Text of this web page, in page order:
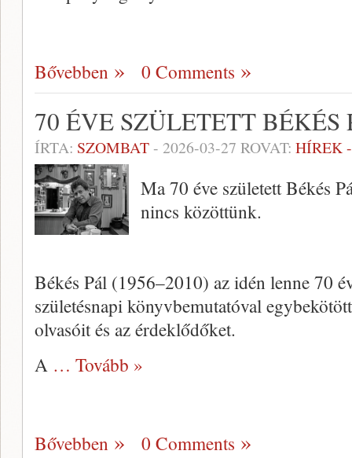
Bővebben 0 Comments
70 ÉVE SZÜLETETT BÉKÉS
ÍRTA: SZOMBAT- 2026-03-27 ROVAT: HÍREK
Ma 70 éve született Békés
nincs közöttünk.
Békés Pál (1956–2010) az idén lenne 70
születésnapi könyvbemutatóval
olvasóit és az érdeklődőket.
A … Tovább »
Bővebben 0 Comments